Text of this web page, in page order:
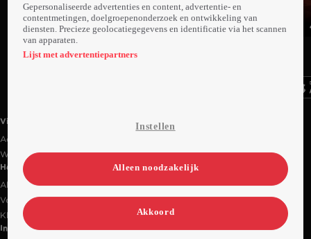
Ga
naar
Trailer
Trailer
Videoland
Actiecode
Werken bij RTL
Handige links
Alle films & series
Veelgestelde vragen
Klantenservice
Informatie
Gepersonaliseerde advertenties en content, advertentie- en
contentmetingen, doelgroepenonderzoek en ontwikkeling van
diensten. Precieze geolocatiegegevens en identificatie via het scannen
van apparaten.
Lijst met advertentiepartners
Instellen
Alleen noodzakelijk
Akkoord